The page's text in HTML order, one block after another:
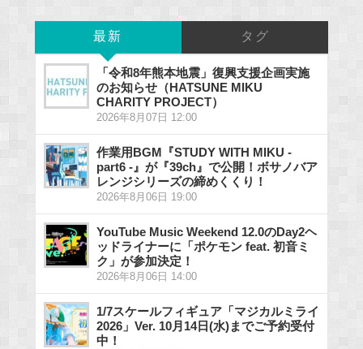
最新 タグ
「令和8年熊本地震」復興支援企画実施
のお知らせ（HATSUNE MIKU
CHARITY PROJECT）
2026年8月07日 12:00
作業用BGM『STUDY WITH MIKU -
part6 -』が『39ch』で公開！ボサノバア
レンジシリーズの締めくくり！
2026年8月06日 19:00
YouTube Music Weekend 12.0のDay2ヘ
ッドライナーに「ポケモン feat. 初音ミ
ク」が参加決定！
2026年8月06日 14:00
1/7スケールフィギュア「マジカルミライ
2026」Ver. 10月14日(水)までご予約受付
中！